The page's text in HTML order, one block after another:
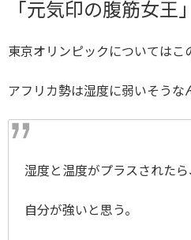
「元気印の腹筋女王」
東京オリンピックについてはこ
アフリカ勢は湿度に弱いそうな
湿度と温度がプラスされた
自分が強いと思う。